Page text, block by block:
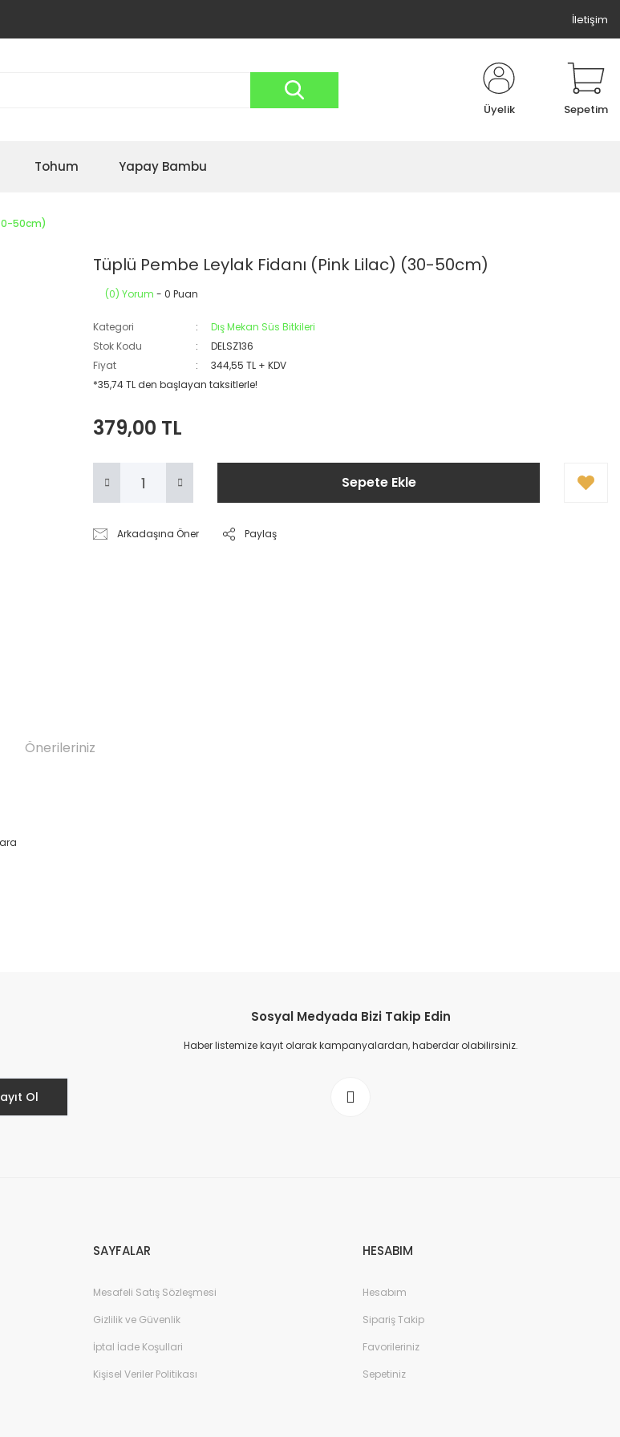
İletişim
Üyelik Sepetim
Tohum Yapay Bambu
50cm)
Tüplü Pembe Leylak Fidanı (Pink Lilac) (30-50cm)
(0) Yorum - 0 Puan
Kategori
Dış Mekan Süs Bitkileri
Stok Kodu
DELSZ136
Fiyat
344,55 TL + KDV
*35,74 TL den başlayan taksitlerle!
379,00 TL
Sepete Ekle
Arkadaşına Öner Paylaş
Önerileriniz
Ol
Sosyal Medyada Bizi Takip Edin
Haber listemize kayıt olarak kampanyalardan, haberdar olabilirsiniz.
SAYFALAR
Mesafeli Satış Sözleşmesi
Gizlilik ve Güvenlik
İptal İade Koşullari
Kişisel Veriler Politikası
HESABIM
Hesabım
Sipariş Takip
Favorileriniz
Sepetiniz